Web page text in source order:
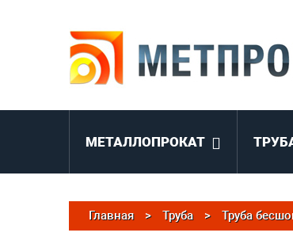
МЕТАЛЛОПРОКАТ
Главная > Труба > Труба